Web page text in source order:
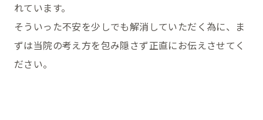
れています。
そういった不安を少しでも解消していただく為に、ま
ずは当院の考え方を包み隠さず正直にお伝えさせてく
ださい。